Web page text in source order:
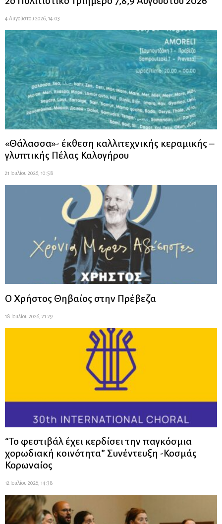
4 Αυγούστου 2026, 14:03
«Θάλασσα»- έκθεση καλλιτεχνικής κεραμικής –
γλυπτικής Πέλας Καλογήρου
21 Ιουλίου 2026, 10:58
Ο Χρήστος Θηβαίος στην Πρέβεζα
18 Ιουλίου 2026, 21:29
“Το φεστιβάλ έχει κερδίσει την παγκόσμια
χορωδιακή κοινότητα” Συνέντευξη -Κοσμάς
Κορωναίος
12 Ιουλίου 2026, 14:38